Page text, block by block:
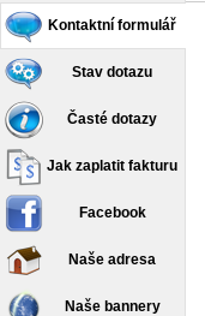
Kontaktní formulář
Stav dotazu
Časté dotazy
Jak zaplatit fakturu
Facebook
Naše adresa
Naše bannery